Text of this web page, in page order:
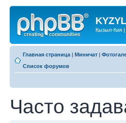
Кызыл-Кия |
Главная страница | Миничат |
Список форумов
Часто